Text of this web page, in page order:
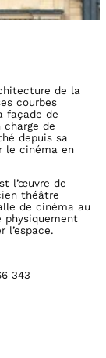
de la
courbes
façade de
charge de
depuis sa
le cinéma en
l’œuvre de
théâtre
de cinéma au
physiquement
l’espace.
343